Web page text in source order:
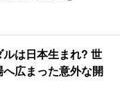
ルは日本生まれ? 世
広まった意外な開